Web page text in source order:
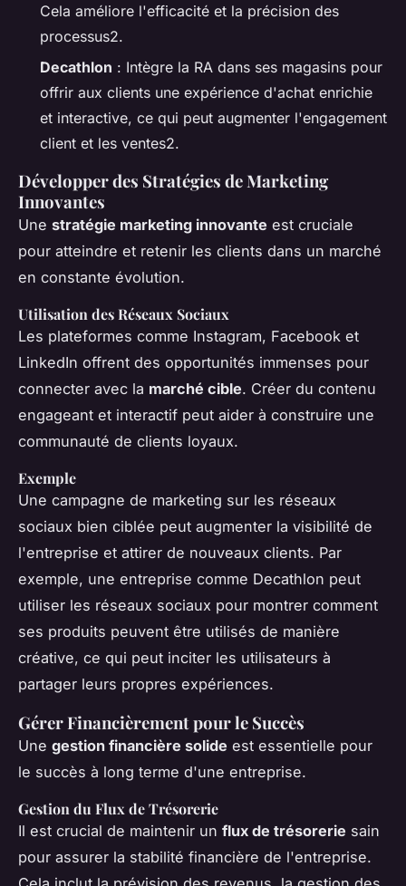
Cela améliore l'efficacité et la précision des
processus2.
Decathlon : Intègre la RA dans ses magasins pour
offrir aux clients une expérience d'achat enrichie
et interactive, ce qui peut augmenter l'engagement
client et les ventes2.
Développer des Stratégies de Marketing
Innovantes
Une stratégie marketing innovante est cruciale
pour atteindre et retenir les clients dans un marché
en constante évolution.
Utilisation des Réseaux Sociaux
Les plateformes comme Instagram, Facebook et
LinkedIn offrent des opportunités immenses pour
connecter avec la marché cible. Créer du contenu
engageant et interactif peut aider à construire une
communauté de clients loyaux.
Exemple
Une campagne de marketing sur les réseaux
sociaux bien ciblée peut augmenter la visibilité de
l'entreprise et attirer de nouveaux clients. Par
exemple, une entreprise comme Decathlon peut
utiliser les réseaux sociaux pour montrer comment
ses produits peuvent être utilisés de manière
créative, ce qui peut inciter les utilisateurs à
partager leurs propres expériences.
Gérer Financièrement pour le Succès
Une gestion financière solide est essentielle pour
le succès à long terme d'une entreprise.
Gestion du Flux de Trésorerie
Il est crucial de maintenir un flux de trésorerie sain
pour assurer la stabilité financière de l'entreprise.